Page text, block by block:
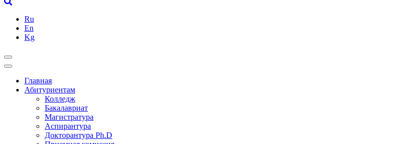
Ru
En
Kg
Главная
Абитуриентам
Колледж
Бакалавриат
Магистратура
Аспирантура
Докторантура Ph.D